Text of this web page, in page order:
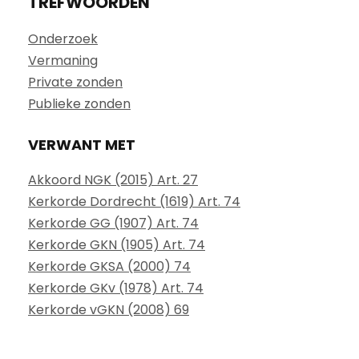
Onderzoek
Vermaning
Private zonden
Publieke zonden
VERWANT MET
Akkoord NGK (2015) Art. 27
Kerkorde Dordrecht (1619) Art. 74
Kerkorde GG (1907) Art. 74
Kerkorde GKN (1905) Art. 74
Kerkorde GKSA (2000) 74
Kerkorde GKv (1978) Art. 74
Kerkorde vGKN (2008) 69